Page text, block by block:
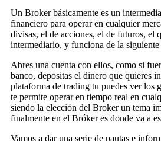
Un Broker básicamente es un
financiero para operar en cualquier
divisas, el de acciones, el de futuros, el
intermediario, y funciona de la siguiente
Abres una cuenta con ellos, como si
banco, depositas el dinero que quieres
plataforma de trading tu puedes ver los
te permite operar en tiempo real en
siendo la elección del Broker un tema
finalmente en el Bróker es donde va a
Vamos a dar una serie de pautas e